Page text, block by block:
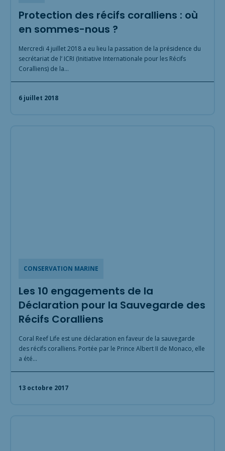
Protection des récifs coralliens : où
en sommes-nous ?
Mercredi 4 juillet 2018 a eu lieu la passation de la présidence du
secrétariat de l’ ICRI (Initiative Internationale pour les Récifs
Coralliens) de la…
6 juillet 2018
CONSERVATION MARINE
Les 10 engagements de la
Déclaration pour la Sauvegarde des
Récifs Coralliens
Coral Reef Life est une déclaration en faveur de la sauvegarde
des récifs coralliens. Portée par le Prince Albert II de Monaco, elle
a été…
13 octobre 2017